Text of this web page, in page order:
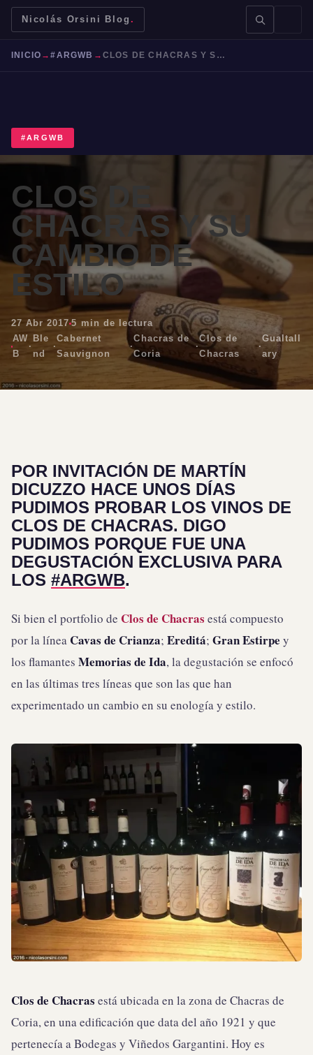
Nicolás Orsini Blog .
Mendoza Malbec
INICIO →#ARGWB → CLOS DE CHACRAS Y SU CAMBIO DE ESTILO
#ARGWB
CLOS DE
CHACRAS Y SU
CAMBIO DE
ESTILO
27 Abr 2017 5 min de lectura
AW
B
·
Ble
nd
·
Cabernet
Sauvignon
·
Chacras de
Coria
·
Clos de
Chacras
·
Gualtall
ary
POR INVITACIÓN DE MARTÍN
DICUZZO HACE UNOS DÍAS
PUDIMOS PROBAR LOS VINOS DE
CLOS DE CHACRAS. DIGO
PUDIMOS PORQUE FUE UNA
DEGUSTACIÓN EXCLUSIVA PARA
LOS #ARGWB.
Si bien el portfolio de Clos de Chacras está compuesto
por la línea Cavas de Crianza; Ereditá; Gran Estirpe y
los flamantes Memorias de Ida, la degustación se enfocó
en las últimas tres líneas que son las que han
experimentado un cambio en su enología y estilo.
Clos de Chacras está ubicada en la zona de Chacras de
Coria, en una edificación que data del año 1921 y que
pertenecía a Bodegas y Viñedos Gargantini. Hoy es